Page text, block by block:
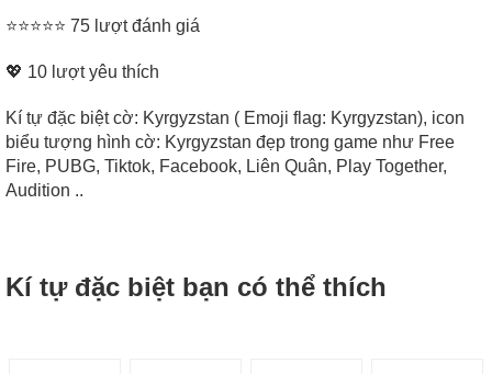
⭐⭐⭐⭐⭐ 75 lượt đánh giá
💖 10 lượt yêu thích
Kí tự đặc biệt cờ: Kyrgyzstan ( Emoji flag: Kyrgyzstan), icon
biểu tượng hình cờ: Kyrgyzstan đẹp trong game như Free
Fire, PUBG, Tiktok, Facebook, Liên Quân, Play Together,
Audition ..
Kí tự đặc biệt bạn có thể thích